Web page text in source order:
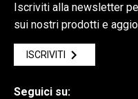
Iscriviti alla newsletter
sui nostri prodotti e
ISCRIVITI
Seguici su: